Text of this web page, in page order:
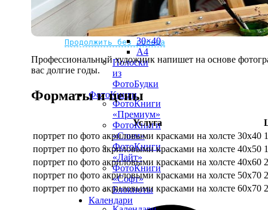
Не нашли Ваш город?
Мы доставляем по всему миру
Продолжить без города
20×20
20×30
30×30
30×40
A4
Полоски
из
ФотоБудки
ФотоКниги
ФотоКниги
«Премиум»
ФотоКниги
«Слим»
ФотоКниги
«Лайт»
ФотоКниги
«Софт»
Блокноты
Календари
Профессиональный художник напишет на основе
вас долгие годы.
Форматы и цены
Услуга
портрет по фото акриловыми красками на холсте 30х40
портрет по фото акриловыми красками на холсте 40х50
портрет по фото акриловыми красками на холсте 40х60
портрет по фото акриловыми красками на холсте 50х70
портрет по фото акриловыми красками на холсте 60х70